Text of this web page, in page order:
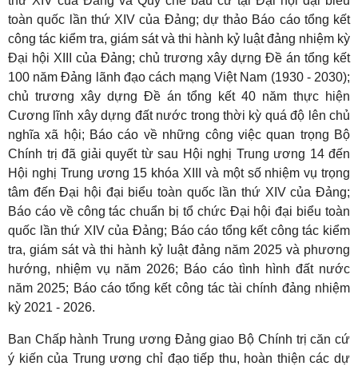
toàn quốc lần thứ XIV của Đảng; dự thảo Báo cáo tổng kết
công tác kiểm tra, giám sát và thi hành kỷ luật đảng nhiệm kỳ
Đại hội XIII của Đảng; chủ trương xây dựng Đề án tổng kết
100 năm Đảng lãnh đạo cách mạng Việt Nam (1930 - 2030);
chủ trương xây dựng Đề án tổng kết 40 năm thực hiện
Cương lĩnh xây dựng đất nước trong thời kỳ quá độ lên chủ
nghĩa xã hội; Báo cáo về những công việc quan trọng Bộ
Chính trị đã giải quyết từ sau Hội nghị Trung ương 14 đến
Hội nghị Trung ương 15 khóa XIII và một số nhiệm vụ trọng
tâm đến Đại hội đại biểu toàn quốc lần thứ XIV của Đảng;
Báo cáo về công tác chuẩn bị tổ chức Đại hội đại biểu toàn
quốc lần thứ XIV của Đảng; Báo cáo tổng kết công tác kiểm
tra, giám sát và thi hành kỷ luật đảng năm 2025 và phương
hướng, nhiệm vụ năm 2026; Báo cáo tình hình đất nước
năm 2025; Báo cáo tổng kết công tác tài chính đảng nhiệm
kỳ 2021 - 2026.
Ban Chấp hành Trung ương Đảng giao Bộ Chính trị căn cứ
ý kiến của Trung ương chỉ đạo tiếp thu, hoàn thiện các dự